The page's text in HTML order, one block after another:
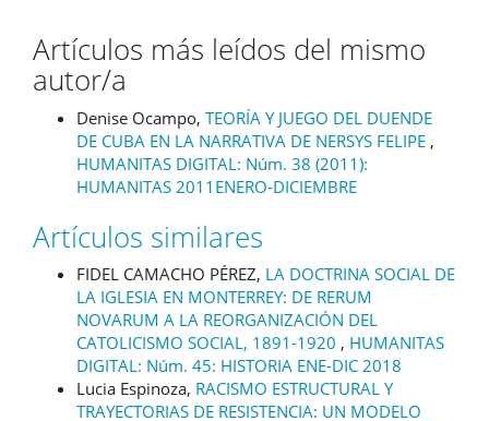
Artículos más leídos del mismo
autor/a
Denise Ocampo, TEORÍA Y JUEGO DEL DUENDE
DE CUBA EN LA NARRATIVA DE NERSYS FELIPE ,
HUMANITAS DIGITAL: Núm. 38 (2011):
HUMANITAS 2011ENERO-DICIEMBRE
Artículos similares
FIDEL CAMACHO PÉREZ, LA DOCTRINA SOCIAL DE
LA IGLESIA EN MONTERREY: DE RERUM
NOVARUM A LA REORGANIZACIÓN DEL
CATOLICISMO SOCIAL, 1891-1920 , HUMANITAS
DIGITAL: Núm. 45: HISTORIA ENE-DIC 2018
Lucia Espinoza, RACISMO ESTRUCTURAL Y
TRAYECTORIAS DE RESISTENCIA: UN MODELO